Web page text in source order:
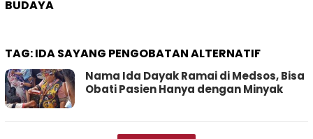
BUDAYA
TAG:IDA SAYANG PENGOBATAN ALTERNATIF
Nama Ida Dayak Ramai di Medsos, Bisa
Obati Pasien Hanya dengan Minyak